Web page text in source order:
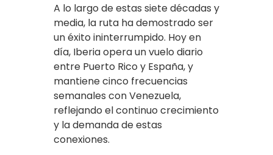
A lo largo de estas siete décadas y
media, la ruta ha demostrado ser
un éxito ininterrumpido. Hoy en
día, Iberia opera un vuelo diario
entre Puerto Rico y España, y
mantiene cinco frecuencias
semanales con Venezuela,
reflejando el continuo crecimiento
y la demanda de estas
conexiones.